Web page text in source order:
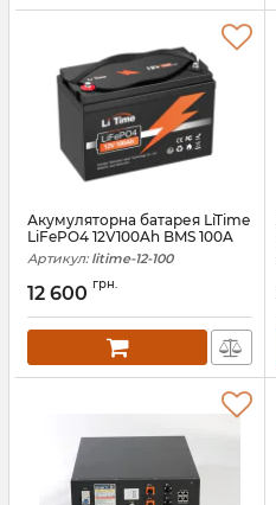
Акумуляторна батарея LiTime
LiFePO4 12V100Ah BMS 100A
Артикул: litime-12-100
12 600 грн.